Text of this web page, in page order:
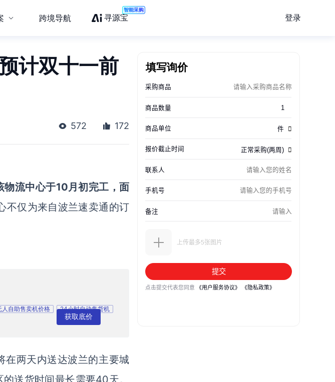
跨境导航 寻源宝
智能采购
登录
计双十一前
572 172
物流中心于10月初完工，面
不仅为来自波兰速卖通的订
人自助售卖机价格 24小时自动售货机
获取底价
在两天内送达波兰的主要城
送货时间最长需要40天。
填写询价